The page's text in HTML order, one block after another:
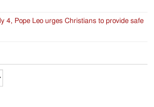
4, Pope Leo urges Christians to provide safe